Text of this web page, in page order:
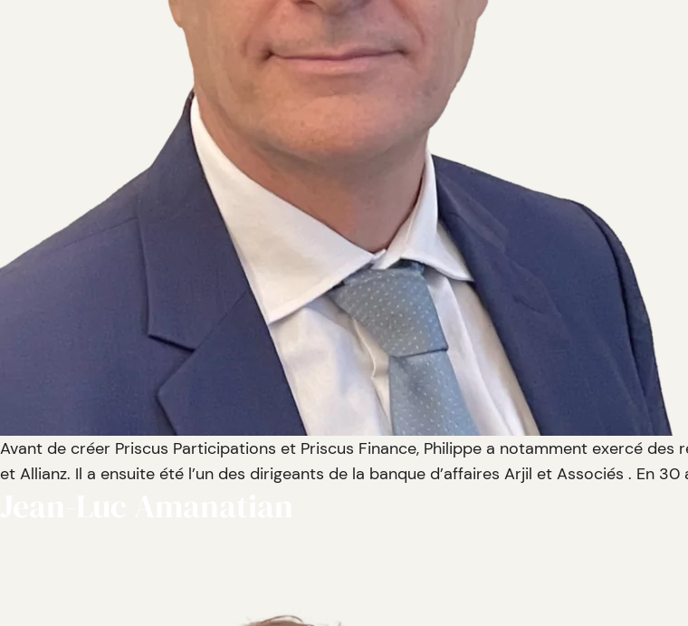
Avant de créer Priscus Participations et Priscus Finance, Philippe a notamment exercé des
et Allianz. Il a ensuite été l’un des dirigeants de la banque d’affaires Arjil et Associés . En